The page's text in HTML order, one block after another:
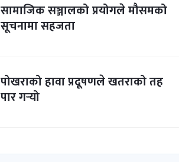
सामाजिक सञ्जालको प्रयोगले मौसमको
सूचनामा सहजता
पोखराको हावा प्रदूषणले खतराको तह
पार गर्‍यो